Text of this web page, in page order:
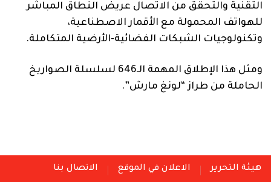
التقنية والتحقق من الاتصال عريض النطاق المباشر
للهواتف المحمولة مع الأقمار الاصطناعية،
وتكنولوجيات الشبكات الفضائية-الأرضية المتكاملة.
ومثل هذا الإطلاق المهمة الـ646 لسلسلة الصواريخ
الحاملة من طراز “لونغ مارش”.
هيئة التحرير الاعلان في الموقع الاتصال بنا